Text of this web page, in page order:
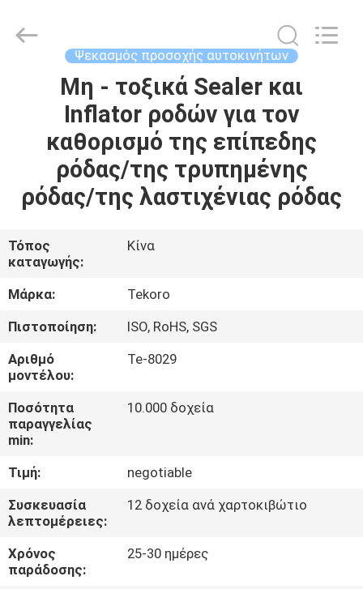
ΠΡΟΪΌΝΤΑ
ΣΧΕΤΙΚΆ
ΜΕ
ΕΜΆΣ
ΕΠΙΣΚΕΨΉ
ΕΡΓΟΣΤΑΣΊΟΥ
ΈΛΕΓΧΟΣ
ΠΟΙΌΤΗΤΑΣ
ΜΑΖΊ
ΜΑΣ
ΕΙΔΉΣΕΙΣ
INDUSTRY
Ψεκασμός προσοχής αυτοκινήτων
Μη - τοξικά Sealer και
Inflator ροδών για τον
καθορισμό της επίπεδης
ρόδας/της τρυπημένης
ρόδας/της λαστιχένιας ρόδας
Τόπος
καταγωγής:
Κίνα
Μάρκα:
Tekoro
Πιστοποίηση:
ISO, RoHS, SGS
Αριθμό
μοντέλου:
Te-8029
Ποσότητα
παραγγελίας
min:
10.000 δοχεία
Τιμή:
negotiable
Συσκευασία
λεπτομέρειες:
12 δοχεία ανά χαρτοκιβώτιο
Χρόνος
παράδοσης:
25-30 ημέρες